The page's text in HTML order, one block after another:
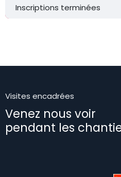
Inscriptions terminées
Visites encadrées
Venez nous voir
pendant les